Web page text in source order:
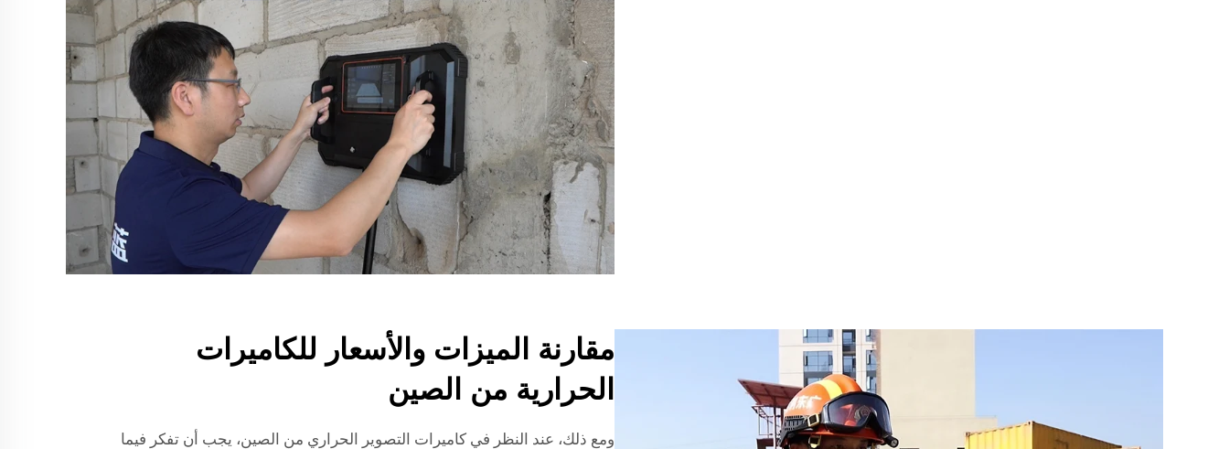
مقارنة الميزات والأسعار للكاميرات
الحرارية من الصين
ومع ذلك، عند النظر في كاميرات التصوير الحراري من الصين، يجب أن تفكر فيما